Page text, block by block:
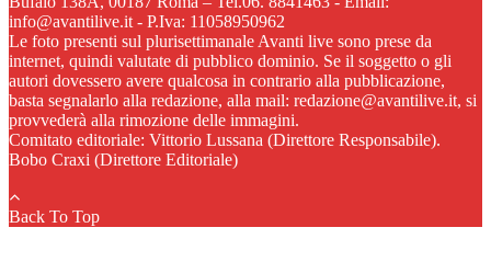
info@avantilive.it - P.Iva: 11058950962
Le foto presenti sul plurisettimanale Avanti live sono prese da
internet, quindi valutate di pubblico dominio. Se il soggetto o gli
autori dovessero avere qualcosa in contrario alla pubblicazione,
basta segnalarlo alla redazione, alla mail: redazione@avantilive.it, si
provvederà alla rimozione delle immagini.
Comitato editoriale: Vittorio Lussana (Direttore Responsabile).
Bobo Craxi (Direttore Editoriale)
Back To Top